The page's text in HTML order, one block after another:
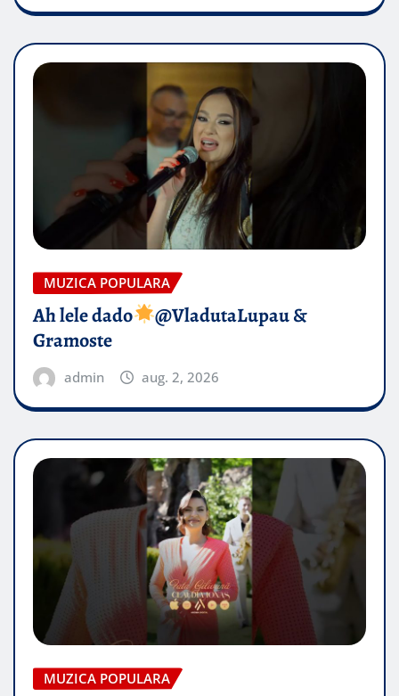
MUZICA POPULARA
Ah lele dado​
@VladutaLupau &
Gramoste
admin aug. 2, 2026
MUZICA POPULARA